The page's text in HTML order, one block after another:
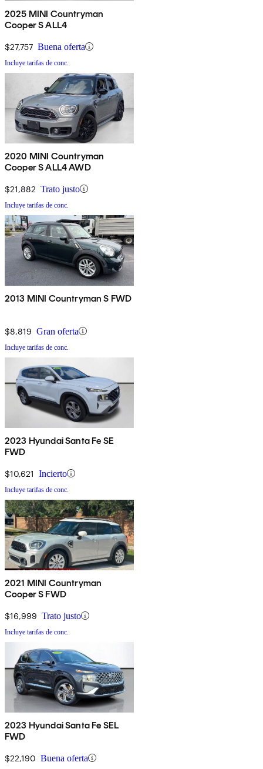
2025 MINI Countryman
Cooper S ALL4
$27,757 Buena oferta
Incluye tarifas de conc.
2020 MINI Countryman
Cooper S ALL4 AWD
$21,882 Trato justo
Incluye tarifas de conc.
2013 MINI Countryman S FWD
$8,819 Gran oferta
Incluye tarifas de conc.
2023 Hyundai Santa Fe SE
FWD
$10,621 Incierto
Incluye tarifas de conc.
2021 MINI Countryman
Cooper S FWD
$16,999 Trato justo
Incluye tarifas de conc.
2023 Hyundai Santa Fe SEL
FWD
$22,190 Buena oferta